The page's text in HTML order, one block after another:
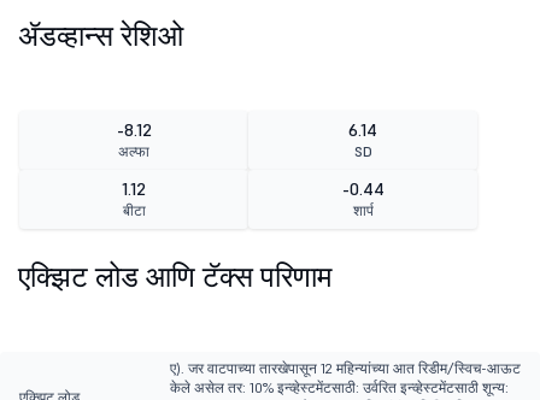
ॲडव्हान्स रेशिओ
-8.12
अल्फा
6.14
SD
1.12
बीटा
-0.44
शार्प
एक्झिट लोड आणि टॅक्स परिणाम
ए). जर वाटपाच्या तारखेपासून 12 महिन्यांच्या आत रिडीम/स्विच-आऊट
केले असेल तर: 10% इन्व्हेस्टमेंटसाठी: उर्वरित इन्व्हेस्टमेंटसाठी शून्य: